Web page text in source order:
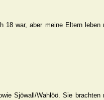
18 war, aber meine Eltern leben
Sjöwall/Wahlöö. Sie brachten